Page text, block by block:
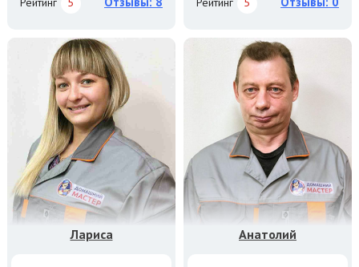
Рейтинг 5 Отзывы: 8 Рейтинг 5 Отзывы: 0
Лариса Анатолий